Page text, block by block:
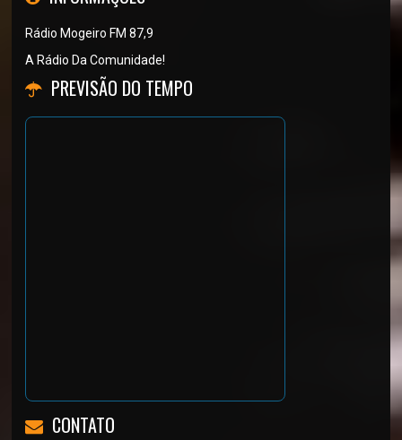
Rádio Mogeiro FM 87,9
A Rádio Da Comunidade!
PREVISÃO DO TEMPO
CONTATO